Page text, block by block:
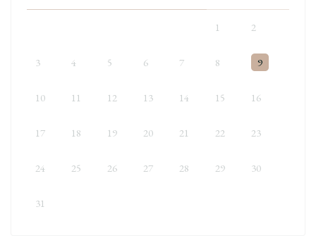
1 2
3 4 5 6 7 8 9
10 11 12 13 14 15 16
17 18 19 20 21 22 23
24 25 26 27 28 29 30
31